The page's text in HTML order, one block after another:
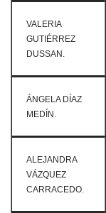
VALERIA
GUTIÉRREZ
DUSSAN.
ÁNGELA DÍAZ
MEDÍN.
ALEJANDRA
VÁZQUEZ
CARRACEDO.